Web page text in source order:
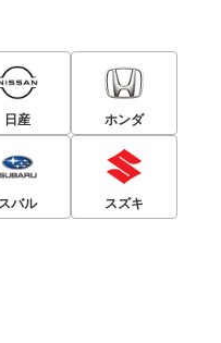
日産 ホンダ
スバル スズキ